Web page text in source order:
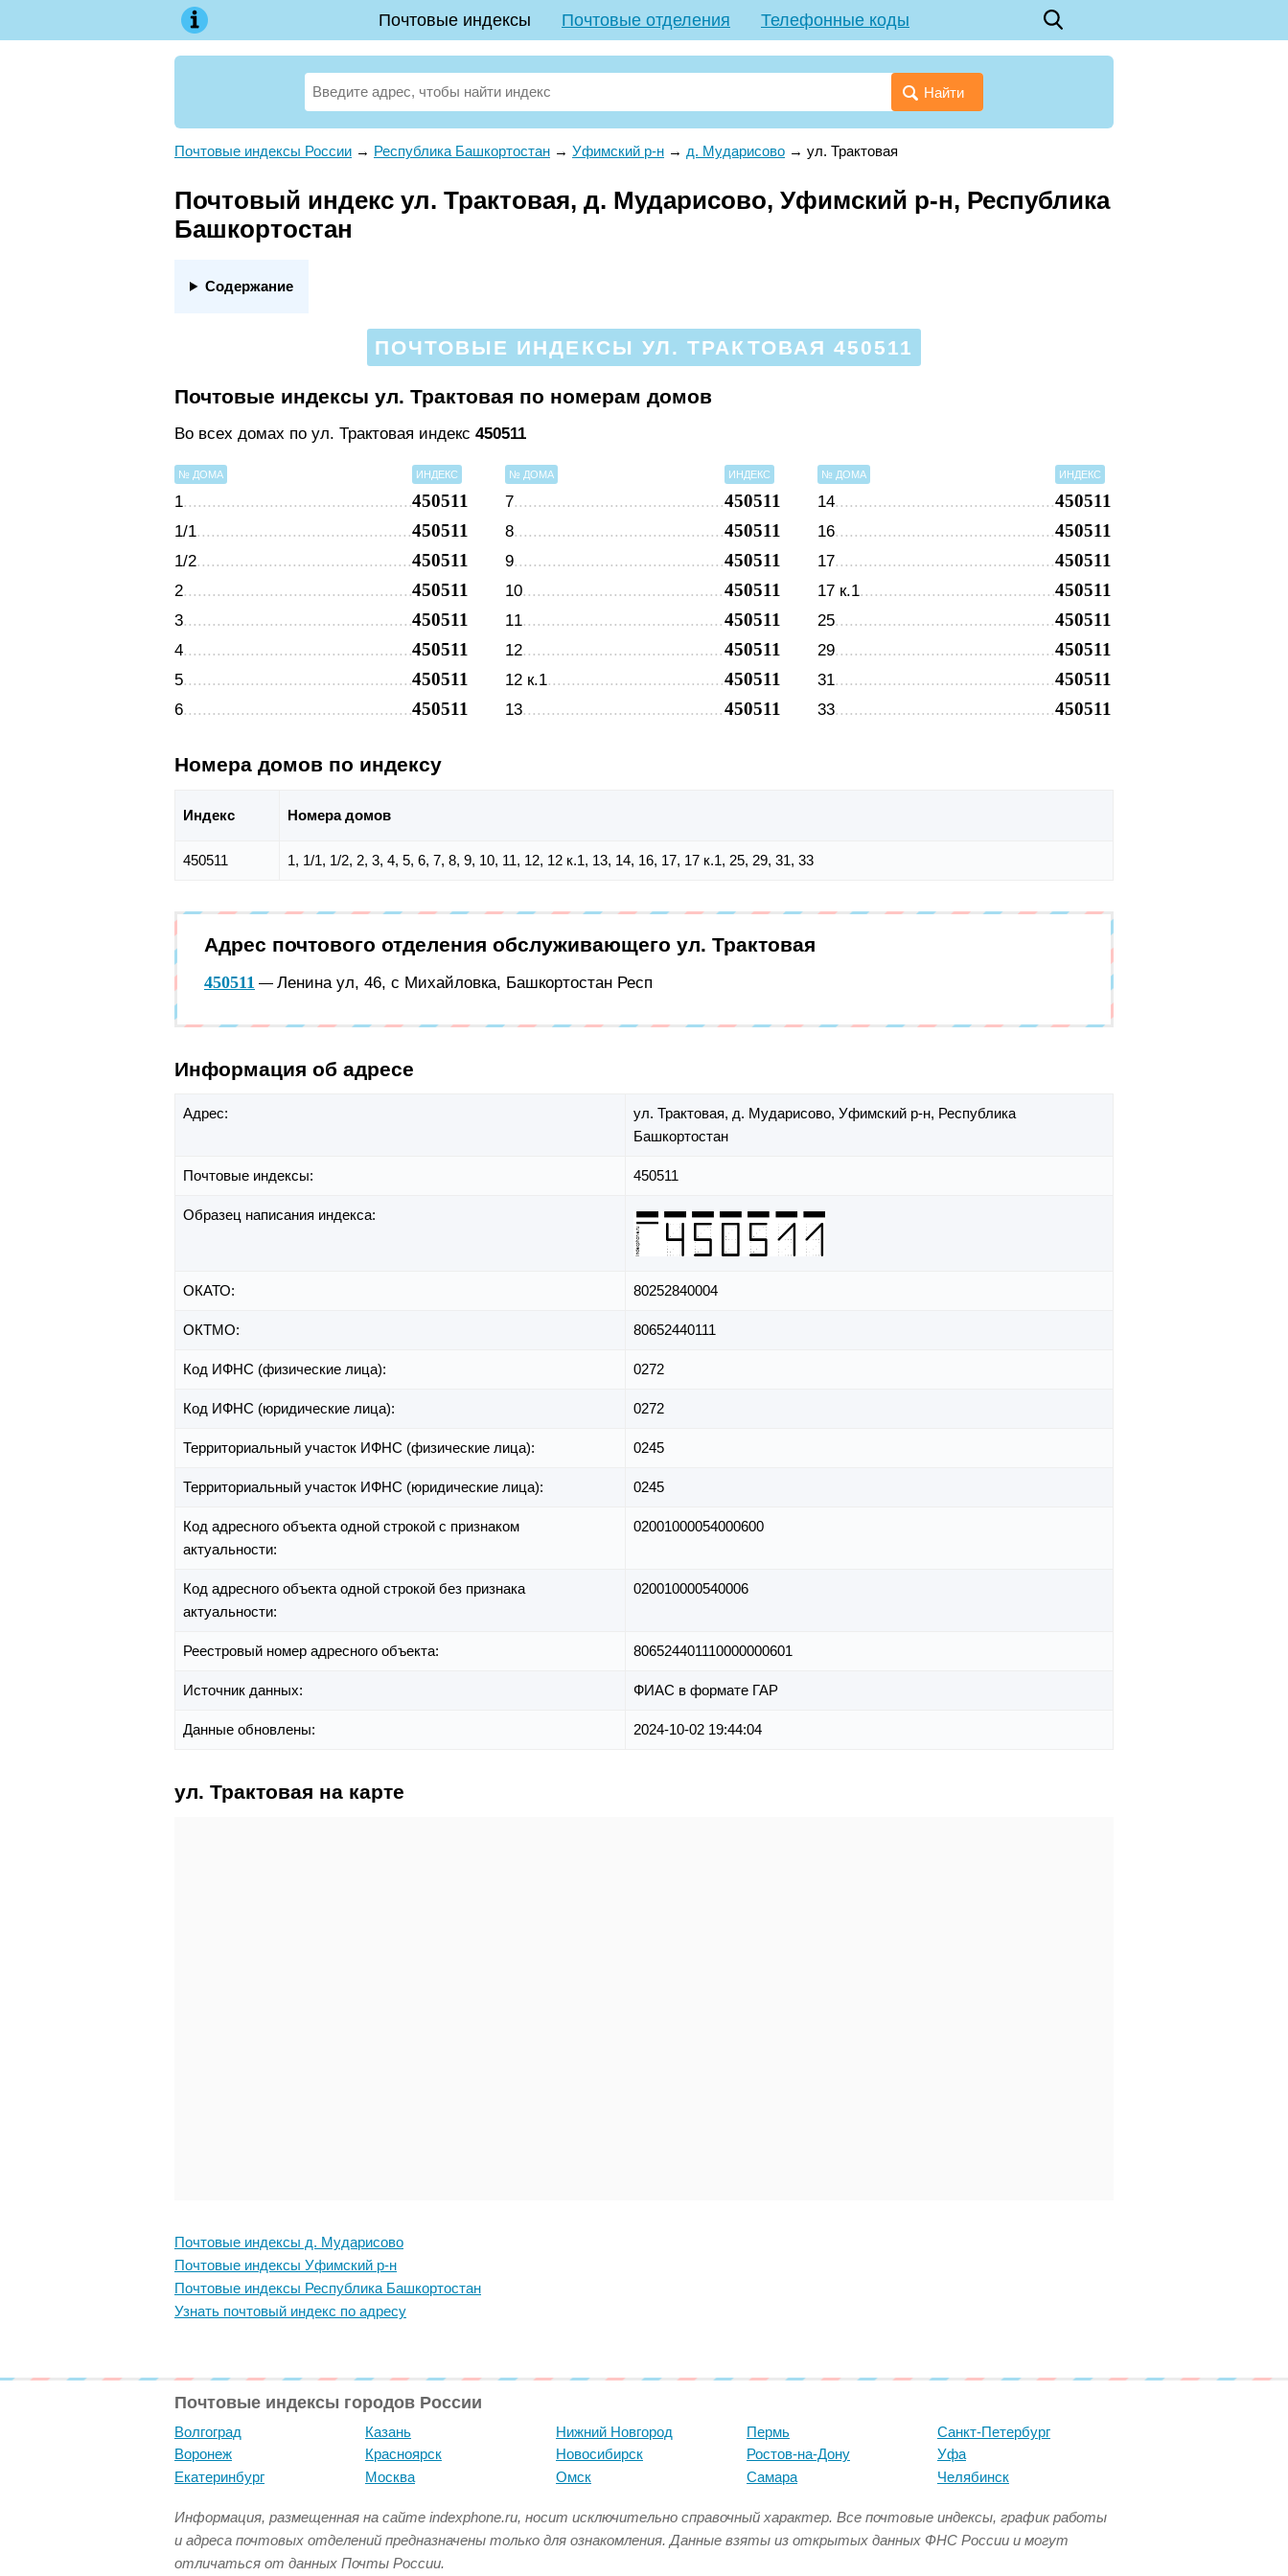
Почтовые индексы Почтовые отделения Телефонные коды
Найти
Почтовые индексы России → Республика Башкортостан → Уфимский р-н → д. Мударисово → ул. Трактовая
Почтовый индекс ул. Трактовая, д. Мударисово, Уфимский р-н, Республика
Башкортостан
Содержание
ПОЧТОВЫЕ ИНДЕКСЫ УЛ. ТРАКТОВАЯ 450511
Почтовые индексы ул. Трактовая по номерам домов
Во всех домах по ул. Трактовая индекс 450511
№ ДОМА ИНДЕКС
1 450511
1/1 450511
1/2 450511
2 450511
3 450511
4 450511
5 450511
6 450511
№ ДОМА ИНДЕКС
7 450511
8 450511
9 450511
10 450511
11 450511
12 450511
12 к.1 450511
13 450511
№ ДОМА ИНДЕКС
14 450511
16 450511
17 450511
17 к.1 450511
25 450511
29 450511
31 450511
33 450511
Номера домов по индексу
Индекс Номера домов
450511 1, 1/1, 1/2, 2, 3, 4, 5, 6, 7, 8, 9, 10, 11, 12, 12 к.1, 13, 14, 16, 17, 17 к.1, 25, 29, 31, 33
Адрес почтового отделения обслуживающего ул. Трактовая
450511 — Ленина ул, 46, с Михайловка, Башкортостан Респ
Информация об адресе
Адрес: ул. Трактовая, д. Мударисово, Уфимский р-н, Республика
Башкортостан
Почтовые индексы: 450511
Образец написания индекса:
ОКАТО: 80252840004
ОКТМО: 80652440111
Код ИФНС (физические лица): 0272
Код ИФНС (юридические лица): 0272
Территориальный участок ИФНС (физические лица): 0245
Территориальный участок ИФНС (юридические лица): 0245
Код адресного объекта одной строкой с признаком
актуальности:
02001000054000600
Код адресного объекта одной строкой без признака
актуальности:
020010000540006
Реестровый номер адресного объекта: 806524401110000000601
Источник данных: ФИАС в формате ГАР
Данные обновлены: 2024-10-02 19:44:04
ул. Трактовая на карте
Почтовые индексы д. Мударисово
Почтовые индексы Уфимский р-н
Почтовые индексы Республика Башкортостан
Узнать почтовый индекс по адресу
Почтовые индексы городов России
Волгоград
Воронеж
Екатеринбург
Казань
Красноярск
Москва
Нижний Новгород
Новосибирск
Омск
Пермь
Ростов-на-Дону
Самара
Санкт-Петербург
Уфа
Челябинск
Информация, размещенная на сайте indexphone.ru, носит исключительно справочный характер. Все почтовые индексы, график работы
и адреса почтовых отделений предназначены только для ознакомления. Данные взяты из открытых данных ФНС России и могут
отличаться от данных Почты России.